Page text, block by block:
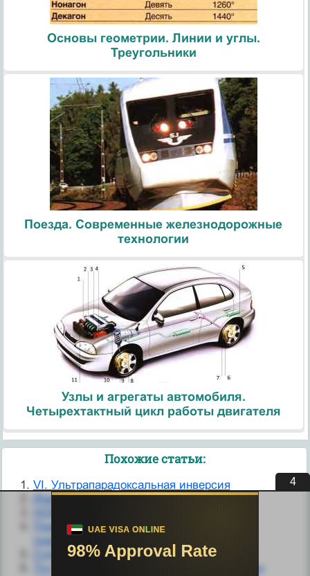
Основы геометрии. Линии и углы.
Треугольники
Поезда. Современные железнодорожные
технологии
Узлы и агрегаты автомобиля.
Четырехтактный цикл работы двигателя
Похожие статьи:
VI. Ультрапарадоксальная инверсия
Инверсия
Пневматолитикалық процесс немесе
пневматолиз(«пневма» - грекше газ).
Сүйек сынуы немесе шатынауы
Тісті немесе түбірді жұлу кезінде болатын
3